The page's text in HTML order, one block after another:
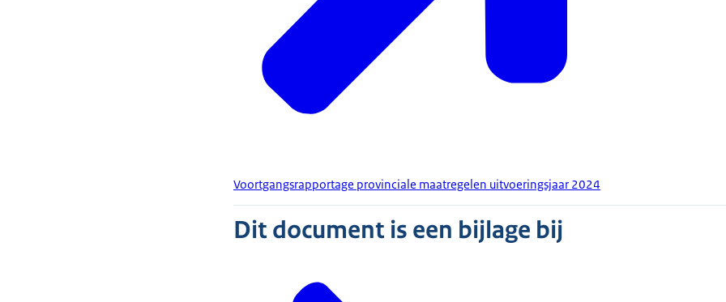
Voortgangsrapportage provinciale maatregelen uitvoeringsjaar 2024
Dit document is een bijlage bij